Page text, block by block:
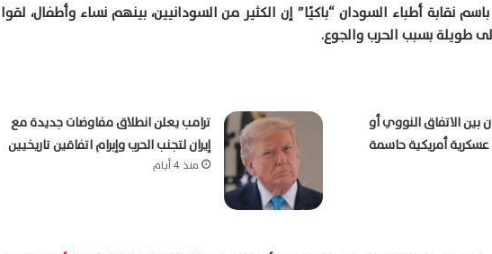
نقابة أطباء السودان “باكيًا” إن الكثير من السودانيين، بينهم نساء وأطفال، لقوا
طويلة بسبب الحرب والجوع.
بين الاتفاق النووي أو
أمريكية حاسمة
ترامب يعلن انطلاق مفاوضات جديدة مع
إيران لتجنب الحرب وإبرام اتفاقين تاريخيين
منذ 4 أيام